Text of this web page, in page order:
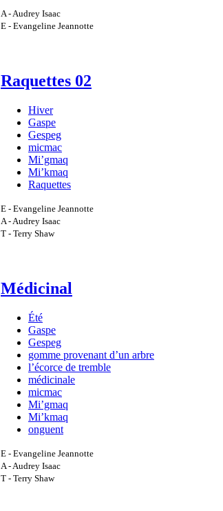
A - Audrey Isaac
E - Evangeline Jeannotte
Raquettes 02
Hiver
Gaspe
Gespeg
micmac
Mi’gmaq
Mi’kmaq
Raquettes
E - Evangeline Jeannotte
A - Audrey Isaac
T - Terry Shaw
Médicinal
Été
Gaspe
Gespeg
gomme provenant d’un arbre
l’écorce de tremble
médicinale
micmac
Mi’gmaq
Mi’kmaq
onguent
E - Evangeline Jeannotte
A - Audrey Isaac
T - Terry Shaw